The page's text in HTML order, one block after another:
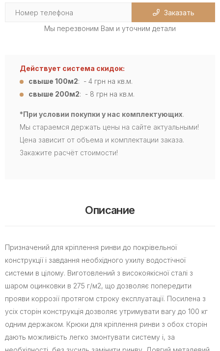
Заказать
Мы перезвоним Вам и уточним детали
Действует система скидок:
свыше 100м2: - 4 грн на кв.м.
свыше 200м2: - 8 грн на кв.м.
*При условии покупки у нас комплектующих.
Мы стараемся держать цены на сайте актуальными!
Цена зависит от объема и комплектации заказа.
Закажите расчёт стоимости!
Описание
Призначений для кріплення ринви до покрівельної
конструкції і завдання необхідного ухилу водостічної
системи в цілому. Виготовлений з високоякісної сталі з
шаром оцинковки в 275 г/м2, що дозволяє попередити
прояви коррозії протягом строку експлуатації. Посилена з
усіх сторін конструкція дозволяє утримувати вагу до 100 кг
одним держаком. Крюки для кріплення ринви з обох сторін
дають можливість легко змонтувати систему і, за